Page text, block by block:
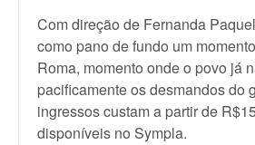
Com direção de Fernanda
como pano de fundo um
Roma, momento onde o povo já
pacificamente os desmandos do
ingressos custam a partir de
disponíveis no Sympla.